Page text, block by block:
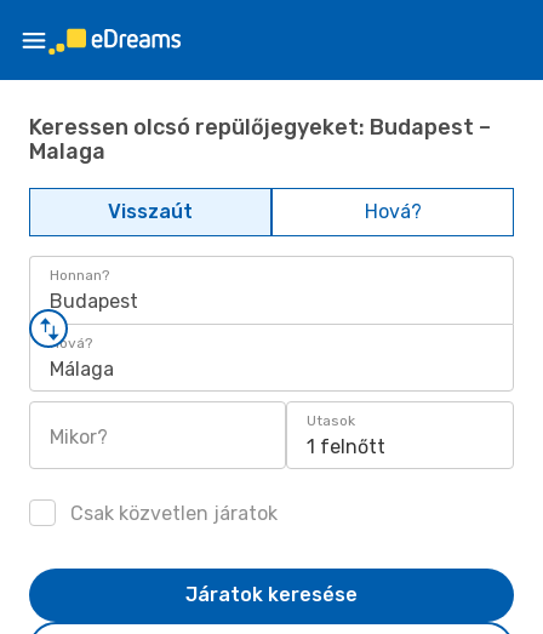
Keressen olcsó repülőjegyeket: Budapest –
Malaga
Visszaút Hová?
Honnan?
Budapest
Hová?
Málaga
Mikor?
Utasok
1 felnőtt
Csak közvetlen járatok
Járatok keresése